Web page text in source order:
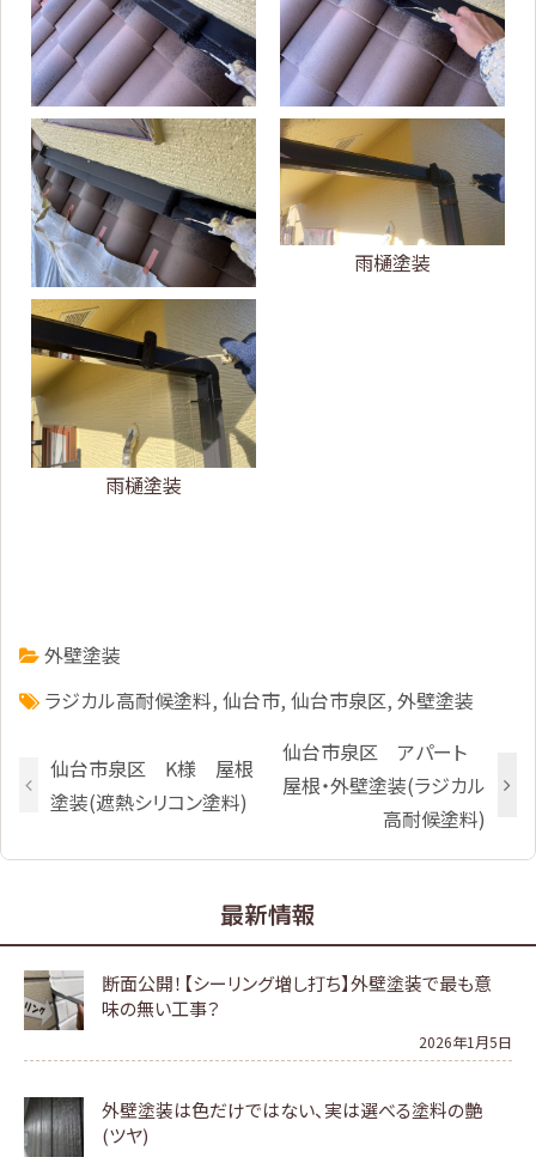
雨樋塗装
雨樋塗装
外壁塗装
ラジカル高耐候塗料, 仙台市, 仙台市泉区, 外壁塗装
仙台市泉区 K様 屋根
塗装(遮熱シリコン塗料)
仙台市泉区 アパート
屋根・外壁塗装(ラジカル
高耐候塗料)
最新情報
断面公開！【シーリング増し打ち】外壁塗装で最も意
味の無い工事？
2026年1月5日
外壁塗装は色だけではない、実は選べる塗料の艶
(ツヤ)